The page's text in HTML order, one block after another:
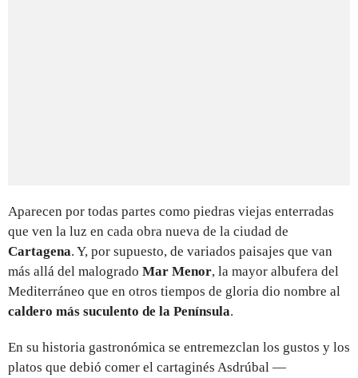
Aparecen por todas partes como piedras viejas enterradas
que ven la luz en cada obra nueva de la ciudad de
Cartagena. Y, por supuesto, de variados paisajes que van
más allá del malogrado Mar Menor, la mayor albufera del
Mediterráneo que en otros tiempos de gloria dio nombre al
caldero más suculento de la Península.
En su historia gastronómica se entremezclan los gustos y los
platos que debió comer el cartaginés Asdrúbal —